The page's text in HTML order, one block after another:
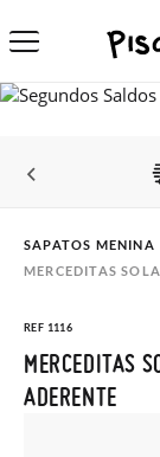
SAPATOS MENINA
MERCEDITAS
REF 1116
MERCEDITAS
ADERENTE